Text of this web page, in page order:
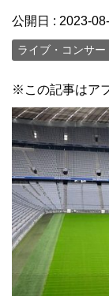
公開日 : 2023-
ライブ・コンサー
※この記事はア